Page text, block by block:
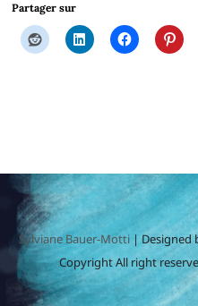
Partager sur
Sylviane Bauer-Motti | Designed
Copyright All right